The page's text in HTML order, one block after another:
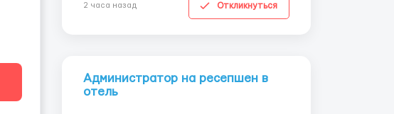
2 часа назад Откликнуться
Администратор на ресепшен в
отель